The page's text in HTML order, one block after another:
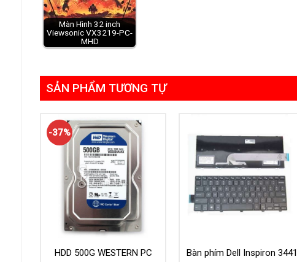
Màn Hình 32 inch
Viewsonic VX3219-PC-
MHD
SẢN PHẨM TƯƠNG TỰ
-37%
HDD 500G WESTERN PC
Bàn phím Dell Inspiron 3441